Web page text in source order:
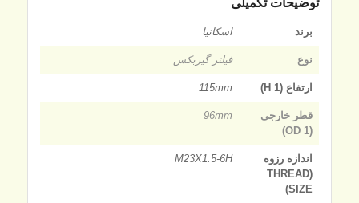
توضیحات تکمیلی
برند اسکانیا
نوع فیلتر گیربکس
ارتفاع (H 1) 115mm
قطر خارجی
(OD 1)
96mm
اندازه رزوه
(THREAD
SIZE)
M23X1.5-6H